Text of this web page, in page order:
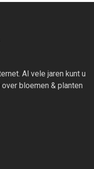
Al vele jaren kunt u
bloemen & planten